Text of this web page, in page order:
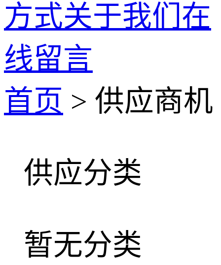
方式关于我们 在
线留言
首页 > 供应商机
供应分类
暂无分类